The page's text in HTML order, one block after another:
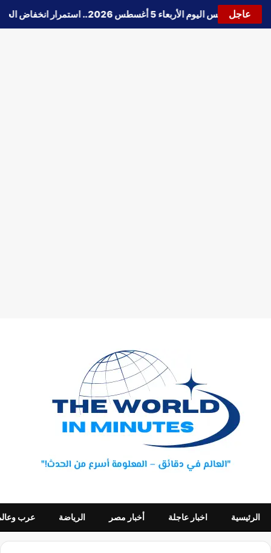
عاجل
🔵حالة الطقس اليوم الأربعاء 5 أغسطس 2026.. استمرار انخفاض الحرارة وتحذيرات من الشبورة واضطراب الملاحة
الرئيسية اخبار عاجلة أخبار مصر الرياضة عرب